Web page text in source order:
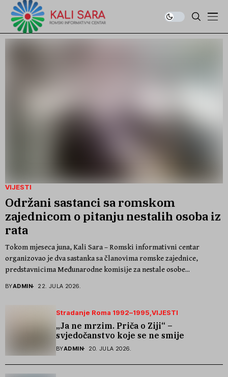
VIJESTI
Održani sastanci sa romskom
zajednicom o pitanju nestalih osoba iz
rata
Tokom mjeseca juna, Kali Sara – Romski informativni centar
organizovao je dva sastanka sa članovima romske zajednice,
predstavnicima Međunarodne komisije za nestale osobe...
BYADMIN 22. JULA 2026.
Stradanje Roma 1992–1995 VIJESTI
„Ja ne mrzim. Priča o Ziji“ –
svjedočanstvo koje se ne smije
zaboraviti
BYADMIN 20. JULA 2026.